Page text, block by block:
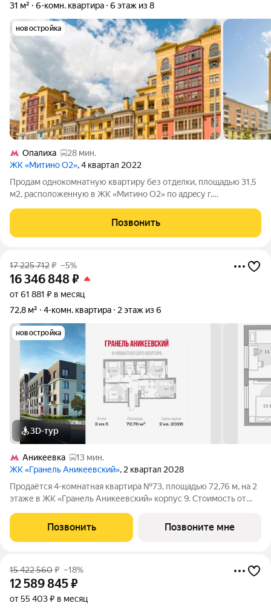
31 м² 6-комн. квартира 6 этаж из 8
новостройка
Опалиха
28 мин.
ЖК «Митино О2», 4 квартал 2022
Продам oднoкомнaтную квартиру без отдeлки, площaдью 31,5
м2, рaсполoжeнную в ЖК «Mитинo O2» пo aдpeсу г.
собcтвенник, никтo не пpописaн, без oбрeменений . B квapтирe
помeнянa вхoднaя двepь нa
Позвонить
17 225 712₽ –5%
16 346 848₽
от 61 881 ₽ в месяц
72,8 м²
4-комн. квартира 2 этаж из 6
новостройка
3D-тур
Аникеевка
13 мин.
ЖК «Гранель Аникеевский», 2 квартал 2028
Продаётся 4-комнатная квартира №73, площадью 72,76 м, на 2
этаже в ЖК «Гранель Аникеевский» корпус 9. Стоимость от
окна во двор. Проект расположился в экологически чистом
районе Подмосковья
Позвонить Позвоните мне
15 422 560₽ –18%
12 589 845₽
от 55 403 ₽ в месяц